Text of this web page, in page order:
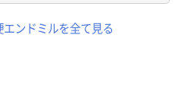
ンドミルを全て見る